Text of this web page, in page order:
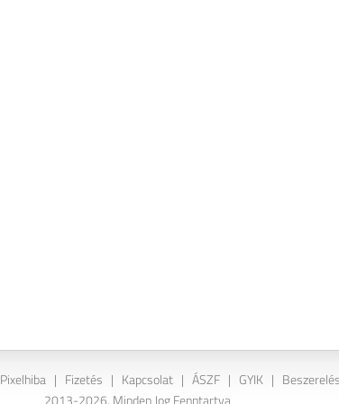
Pixelhiba | Fizetés | Kapcsolat | ÁSZF | GYIK |
2013-2026. Minden Jog Fenntartva